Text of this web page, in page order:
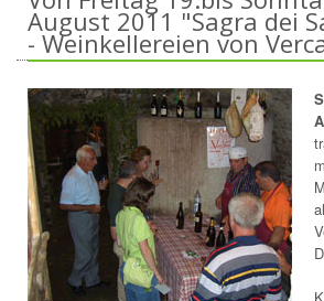
August 2011 "Sagra dei
- Weinkellereien von